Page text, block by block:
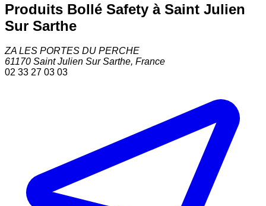
Produits Bollé Safety à Saint Julien
Sur Sarthe
ZA LES PORTES DU PERCHE
61170 Saint Julien Sur Sarthe, France
02 33 27 03 03